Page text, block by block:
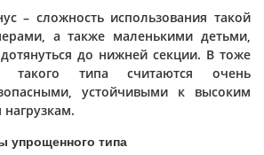
– сложность использования такой
а также маленькими детьми,
до нижней секции. В тоже
такого типа считаются очень
устойчивыми к высоким
упрощенного типа